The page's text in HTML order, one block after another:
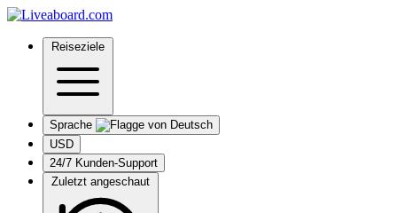
Reiseziele
Sprache
USD
24/7 Kunden-Support
Zuletzt angeschaut